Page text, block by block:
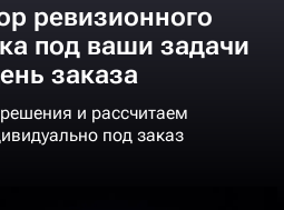
ревизионного
под ваши задачи
заказа
и рассчитаем
под заказ